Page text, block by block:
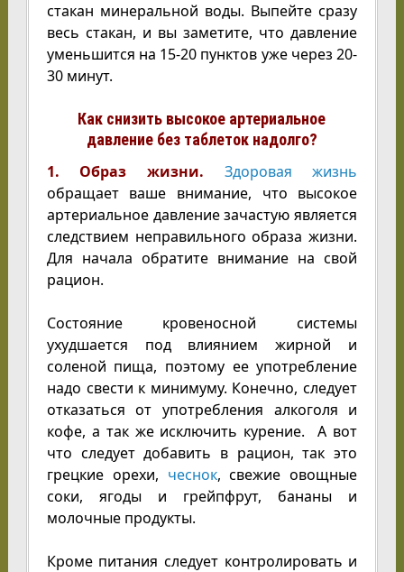
стакан минеральной воды. Выпейте сразу
весь стакан, и вы заметите, что давление
уменьшится на 15-20 пунктов уже через 20-
30 минут.
Как снизить высокое артериальное
давление без таблеток надолго?
1. Образ жизни.
Здоровая жизнь
обращает ваше внимание, что высокое
артериальное давление зачастую является
следствием неправильного образа жизни.
Для начала обратите внимание на свой
рацион.
Состояние кровеносной системы
ухудшается под влиянием жирной и
соленой пища, поэтому ее употребление
надо свести к минимуму. Конечно, следует
отказаться от употребления алкоголя и
кофе, а так же исключить курение.
А вот
что следует добавить в рацион, так это
грецкие орехи, чеснок, свежие овощные
соки, ягоды и грейпфрут, бананы и
молочные продукты.
Кроме питания следует контролировать и